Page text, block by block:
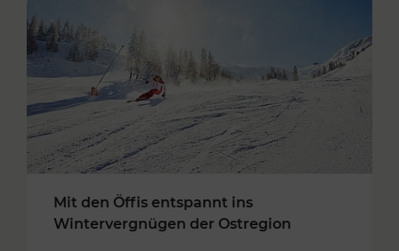
Mit den Öffis entspannt ins
Wintervergnügen der Ostregion